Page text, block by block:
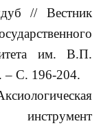
// Вестник
им. В.П.
– С. 196-204.
инструмент